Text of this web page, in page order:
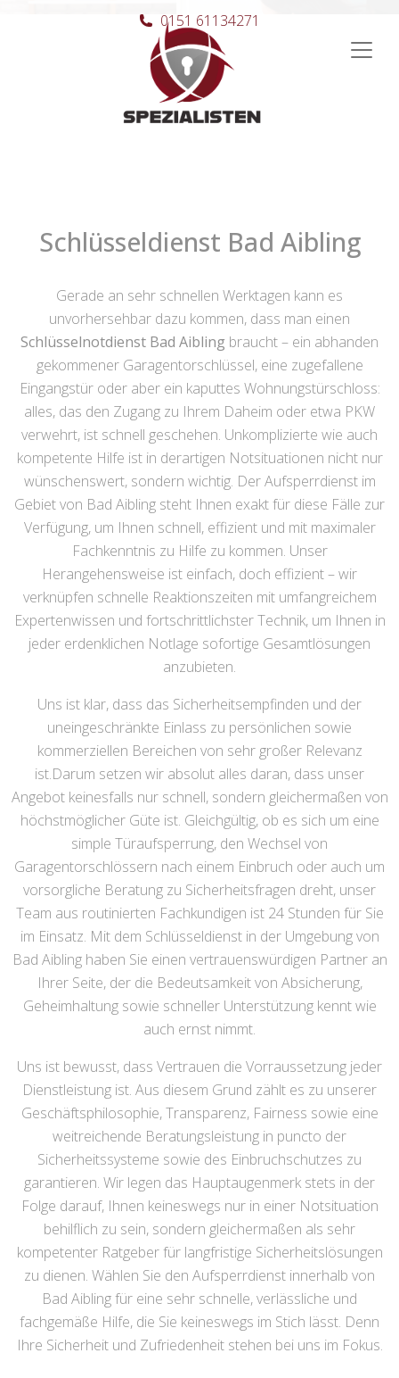
Hauptnavigation
0151 61134271
Schlüsseldienst Bad Aibling
Gerade an sehr schnellen Werktagen kann es
unvorhersehbar dazu kommen, dass man einen
Schlüsselnotdienst Bad Aibling braucht – ein abhanden
gekommener Garagentorschlüssel, eine zugefallene
Eingangstür oder aber ein kaputtes Wohnungstürschloss:
alles, das den Zugang zu Ihrem Daheim oder etwa PKW
verwehrt, ist schnell geschehen. Unkomplizierte wie auch
kompetente Hilfe ist in derartigen Notsituationen nicht nur
wünschenswert, sondern wichtig. Der Aufsperrdienst im
Gebiet von Bad Aibling steht Ihnen exakt für diese Fälle zur
Verfügung, um Ihnen schnell, effizient und mit maximaler
Fachkenntnis zu Hilfe zu kommen. Unser
Herangehensweise ist einfach, doch effizient – wir
verknüpfen schnelle Reaktionszeiten mit umfangreichem
Expertenwissen und fortschrittlichster Technik, um Ihnen in
jeder erdenklichen Notlage sofortige Gesamtlösungen
anzubieten.
Uns ist klar, dass das Sicherheitsempfinden und der
uneingeschränkte Einlass zu persönlichen sowie
kommerziellen Bereichen von sehr großer Relevanz
ist.Darum setzen wir absolut alles daran, dass unser
Angebot keinesfalls nur schnell, sondern gleichermaßen von
höchstmöglicher Güte ist. Gleichgültig, ob es sich um eine
simple Türaufsperrung, den Wechsel von
Garagentorschlössern nach einem Einbruch oder auch um
vorsorgliche Beratung zu Sicherheitsfragen dreht, unser
Team aus routinierten Fachkundigen ist 24 Stunden für Sie
im Einsatz. Mit dem Schlüsseldienst in der Umgebung von
Bad Aibling haben Sie einen vertrauenswürdigen Partner an
Ihrer Seite, der die Bedeutsamkeit von Absicherung,
Geheimhaltung sowie schneller Unterstützung kennt wie
auch ernst nimmt.
Uns ist bewusst, dass Vertrauen die Vorraussetzung jeder
Dienstleistung ist. Aus diesem Grund zählt es zu unserer
Geschäftsphilosophie, Transparenz, Fairness sowie eine
weitreichende Beratungsleistung in puncto der
Sicherheitssysteme sowie des Einbruchschutzes zu
garantieren. Wir legen das Hauptaugenmerk stets in der
Folge darauf, Ihnen keineswegs nur in einer Notsituation
behilflich zu sein, sondern gleichermaßen als sehr
kompetenter Ratgeber für langfristige Sicherheitslösungen
zu dienen. Wählen Sie den Aufsperrdienst innerhalb von
Bad Aibling für eine sehr schnelle, verlässliche und
fachgemäße Hilfe, die Sie keineswegs im Stich lässt. Denn
Ihre Sicherheit und Zufriedenheit stehen bei uns im Fokus.